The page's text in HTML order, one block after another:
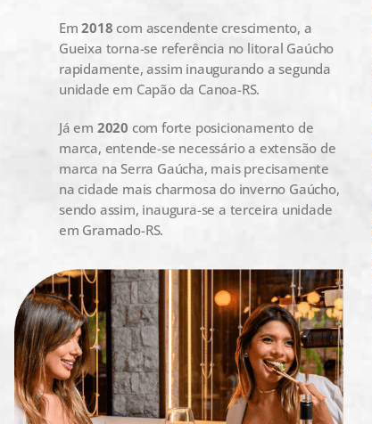
Em2018 com ascendente crescimento, a
Gueixa torna-se referência no litoral Gaúcho
rapidamente, assim inaugurando a segunda
unidade em Capão da Canoa-RS.
Já em 2020 com forte posicionamento de
marca, entende-se necessário a extensão de
marca na Serra Gaúcha, mais precisamente
na cidade mais charmosa do inverno Gaúcho,
sendo assim, inaugura-se a terceira unidade
em Gramado-RS.